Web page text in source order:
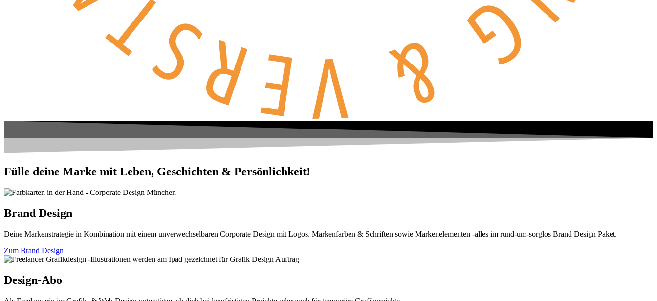
Fülle deine Marke mit Leben, Geschichten & Persönlichkeit!
Brand Design
Deine Markenstrategie in Kombination mit einem unverwechselbaren Corporate Design mit Logos, Markenfarben & Schriften sowie Markenelementen -alles im rund-um-sorglos Brand Design Paket.
Zum Brand Design
Design-Abo